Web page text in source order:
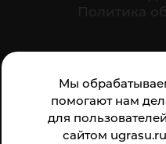
Мы
помогают нам
для
сайтом